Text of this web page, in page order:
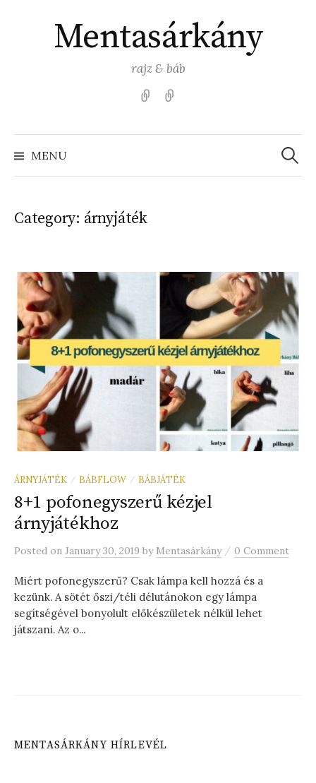
contentMentasárkány
rajz & báb
Kezdőlap
MENU
Search
for:
Category: árnyjáték
ÁRNYJÁTÉK / BÁBFLOW / BÁBJÁTÉK
8+1 pofonegyszerű kézjel
árnyjátékhoz
Posted on January 30, 2019 by Mentasárkány / 0 Comment
Miért pofonegyszerű? Csak lámpa kell hozzá és a
kezünk. A sötét őszi/téli délutánokon egy lámpa
segítségével bonyolult előkészületek nélkül lehet
játszani. Az o...
MENTASÁRKÁNY HÍRLEVÉL